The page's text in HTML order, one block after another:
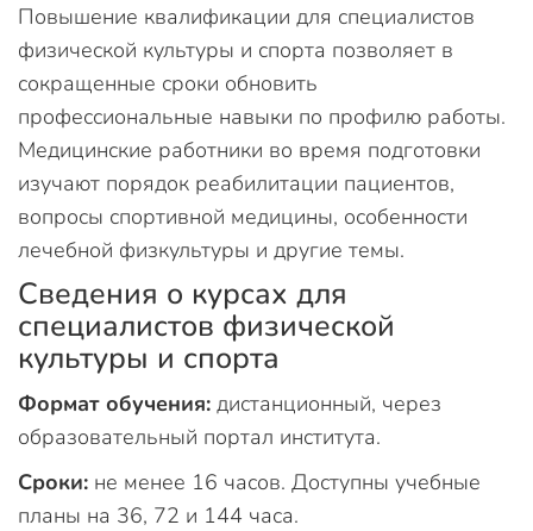
Повышение квалификации для специалистов
физической культуры и спорта позволяет в
сокращенные сроки обновить
профессиональные навыки по профилю работы.
Медицинские работники во время подготовки
изучают порядок реабилитации пациентов,
вопросы спортивной медицины, особенности
лечебной физкультуры и другие темы.
Сведения о курсах для
специалистов физической
культуры и спорта
Формат обучения: дистанционный, через
образовательный портал института.
Сроки: не менее 16 часов. Доступны учебные
планы на 36, 72 и 144 часа.